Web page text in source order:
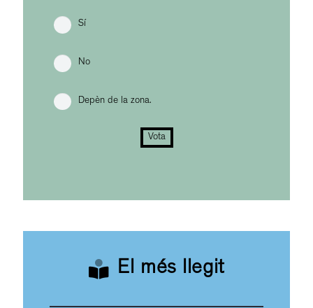
Sí
No
Depèn de la zona.
Vota
El més llegit